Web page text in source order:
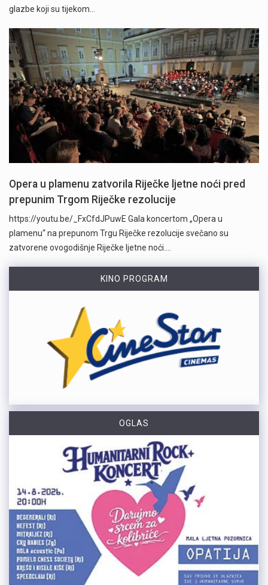
glazbe koji su tijekom…
Opera u plamenu zatvorila Riječke ljetne noći pred
prepunim Trgom Riječke rezolucije
https://youtu.be/_FxCfdJPuwE Gala koncertom „Opera u
plamenu“ na prepunom Trgu Riječke rezolucije svečano su
zatvorene ovogodišnje Riječke ljetne noći.…
KINO PROGRAM
OGLAS